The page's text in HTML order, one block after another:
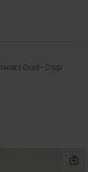
Dad-Cap